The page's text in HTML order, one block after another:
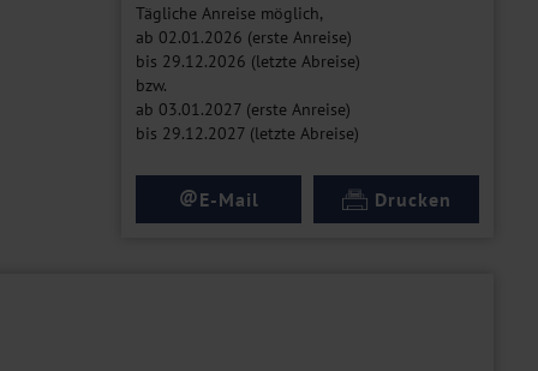
Tägliche Anreise möglich,
ab 02.01.2026 (erste Anreise)
bis 29.12.2026 (letzte Abreise)
bzw.
ab 03.01.2027 (erste Anreise)
bis 29.12.2027 (letzte Abreise)
@E-Mail Drucken